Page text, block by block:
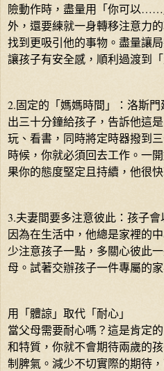
險動作時，盡量用「你可以
外，還要練就一身轉移注意力
找到更吸引他的事物。盡量讓
讓孩子有安全感，順利過渡到
2.固定的「媽媽時間」：洛斯
出三十分鐘給孩子，告訴他這
玩、看書，同時將定時器撥到
時候，你就必須回去工作。一
果你的態度堅定且持續，他很
3.夫妻間要多注意彼此：孩子
因為在生活中，他總是家裡的
少注意孩子一點，多關心彼此
母。試著交辦孩子一件專屬的
用「體諒」取代「耐心」
當父母需要耐心嗎？這是肯定
和特質，你就不會期待兩歲的
制脾氣。減少不切實際的期待